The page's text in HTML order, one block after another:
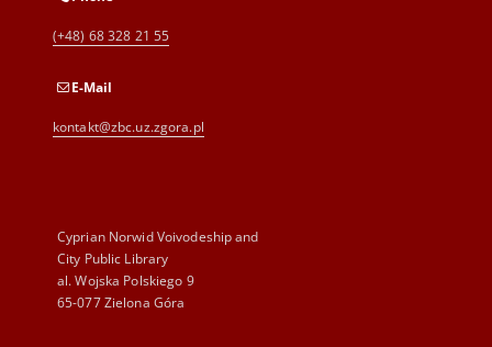
(+48) 68 328 21 55
E-Mail
kontakt@zbc.uz.zgora.pl
Cyprian Norwid Voivodeship and
City Public Library
al. Wojska Polskiego 9
65-077 Zielona Góra